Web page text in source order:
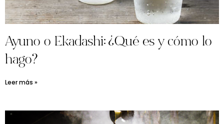
Ayuno o Ekadashi: ¿Qué es y cómo lo
hago?
Leer más »